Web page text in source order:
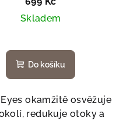
Skladem
Do košíku
okamžitě osvěžuje
redukuje otoky a